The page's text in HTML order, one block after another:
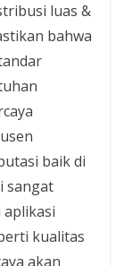
luas &
bahwa
baik di
sangat
kualitas
akan